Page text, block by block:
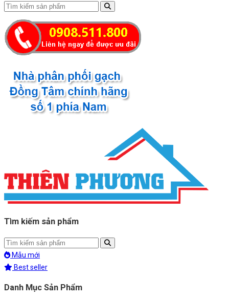
Tìm kiếm sản phẩm
Mẫu mới
Best seller
Danh Mục Sản Phẩm